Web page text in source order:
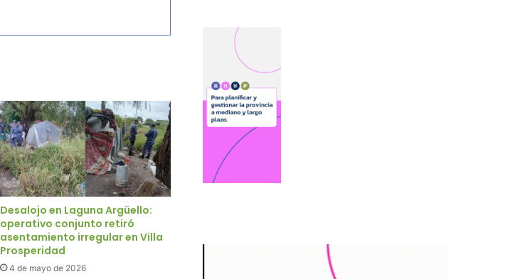
Desalojo en Laguna Argüello:
operativo conjunto retiró
asentamiento irregular en Villa
Prosperidad
4 de mayo de 2026